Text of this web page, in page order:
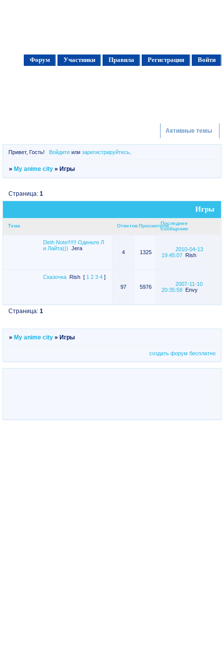
Форум Участники Правила Регистрация Войти
Активные темы
Привет, Гость! Войдитеили зарегистрируйтесь.
»My anime city »Игры
Игры
Страница:1
Тема ОтветовПросмотровПоследнее
сообщение
Deth Note!!!!!! Оденьте Л
и Лайта))) Jera
4 1325
2010-04-13
19:45:07 Rish
Сказочка Rish [ 1 2 3 4 ]
97
5976
2007-11-10
20:35:58 Envy
Страница:1
» My anime city » Игры
создать форум бесплатно